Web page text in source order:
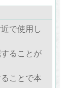
で使用し
ることが
ことで本